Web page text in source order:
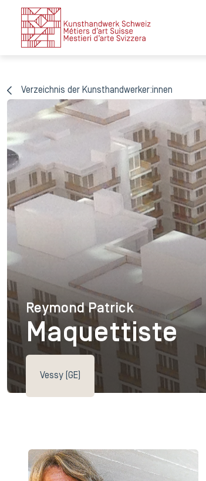
Verzeichnis der Kunsthandwerker:innen
Reymond Patrick
Reymond Patrick
Maquettiste
Vessy (GE)